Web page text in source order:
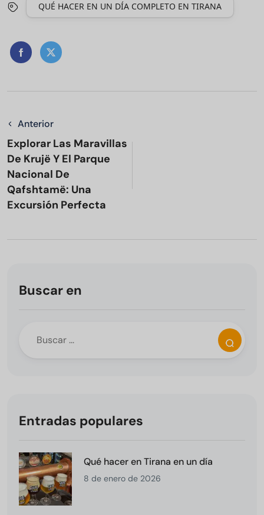
QUÉ HACER EN UN DÍA COMPLETO EN TIRANA
Anterior
Explorar Las Maravillas
De Krujë Y El Parque
Nacional De
Qafshtamë: Una
Excursión Perfecta
Buscar en
Entradas populares
Qué hacer en Tirana en un día
8 de enero de 2026